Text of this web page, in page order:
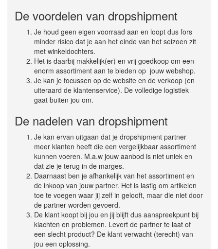
De voordelen van dropshipment
Je houd geen eigen voorraad aan en loopt dus fors
minder risico dat je aan het einde van het seizoen zit
met winkeldochters.
Het is daarbij makkelijk(er) en vrij goedkoop om een
enorm assortiment aan te bieden op jouw webshop.
Je kan je focussen op de website en de verkoop (en
uiteraard de klantenservice). De volledige logistiek
gaat buiten jou om.
De nadelen van dropshipment
Je kan ervan uitgaan dat je dropshipment partner
meer klanten heeft die een vergelijkbaar assortiment
kunnen voeren. M.a.w jouw aanbod is niet uniek en
dat zie je terug in de marges.
Daarnaast ben je afhankelijk van het assortiment en
de inkoop van jouw partner. Het is lastig om artikelen
toe te voegen waar jij zelf in gelooft, maar die niet door
de partner worden gevoerd.
De klant koopt bij jou en jij blijft dus aanspreekpunt bij
klachten en problemen. Levert de partner te laat of
een slecht product? De klant verwacht (terecht) van
jou een oplossing.